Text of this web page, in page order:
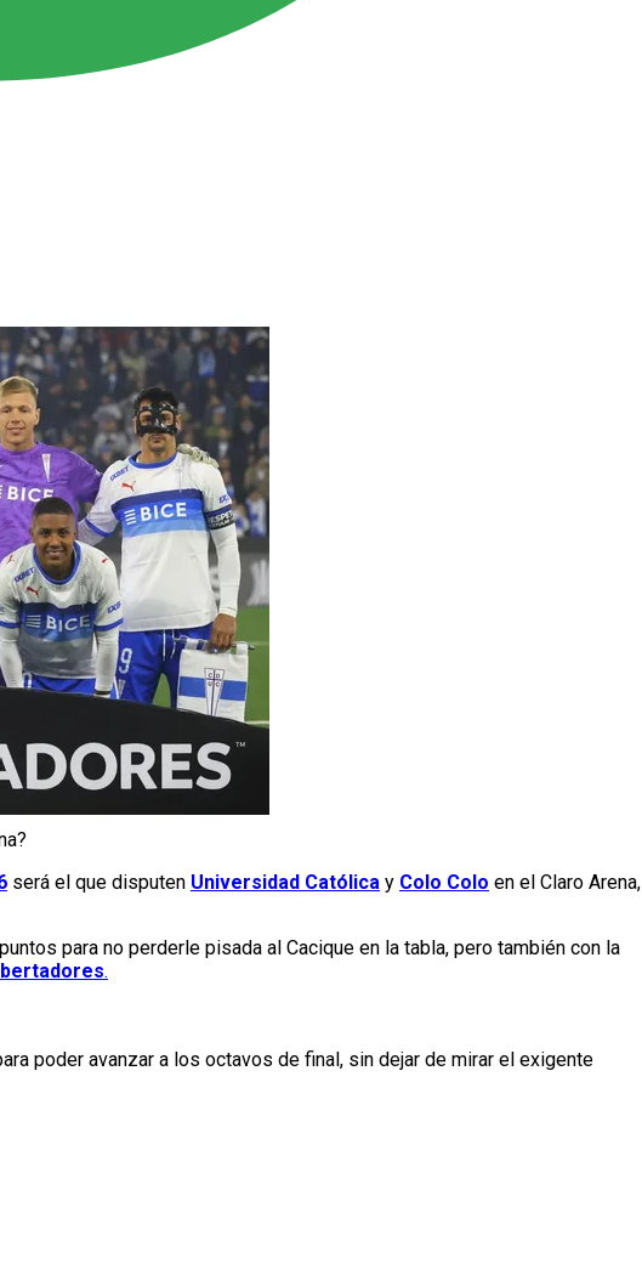
será el que disputen Universidad Católica y Colo Colo en el Claro Arena,
para no perderle pisada al Cacique en la tabla, pero también con la
.
poder avanzar a los octavos de final, sin dejar de mirar el exigente